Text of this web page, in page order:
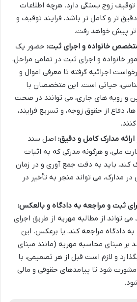
توقیف زوج بستگی دارد. هرچه اطلاعات
تر و کامل تر باشد، فرایند توقیف و
تر پیش خواهد رفت.
خانواده و اجرای ثبت: حضور یک
خانواده و اجرای ثبت در تمامی مراحل،
اجرائیه گرفته تا معرفی اموال و
حیاتی است. این متخصصان با
و رویه های جاری، می توانند در صحت
دفاع از حقوق زوجه، و تسریع فرایند،
مدارک کامل و دقیق: اصل سند
ملی، و هرگونه مدرکی که به اثبات
کند، باید به دقت جمع آوری و در زمان
در مدارک، می تواند منجر به تأخیر در
ثبت و مراجعه به دادگاه و بالعکس:
تواند از مطالبه مهریه از طریق اجرای
دادگاه مراجعه کند، یا برعکس. این
بر مبنای محاسبه مهریه (مانند مبنای
و لازم است قبل از هر تصمیمی، با
شود تا پیامدهای حقوقی و مالی